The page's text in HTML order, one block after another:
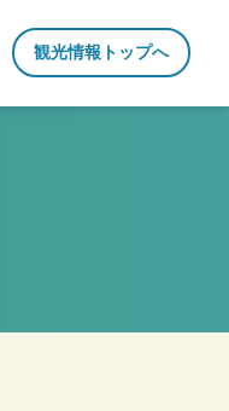
観光情報トップへ